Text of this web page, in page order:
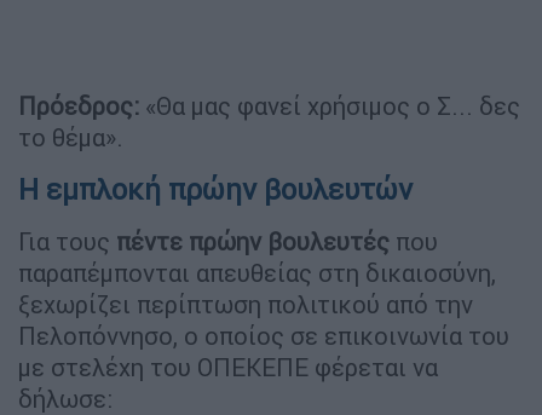
Πρόεδρος: «Θα μας φανεί χρήσιμος ο Σ... δες
το θέμα».
Η εμπλοκή πρώην βουλευτών
Για τους πέντε πρώην βουλευτές που
παραπέμπονται απευθείας στη δικαιοσύνη,
ξεχωρίζει περίπτωση πολιτικού από την
Πελοπόννησο, ο οποίος σε επικοινωνία του
με στελέχη του ΟΠΕΚΕΠΕ φέρεται να
δήλωσε: